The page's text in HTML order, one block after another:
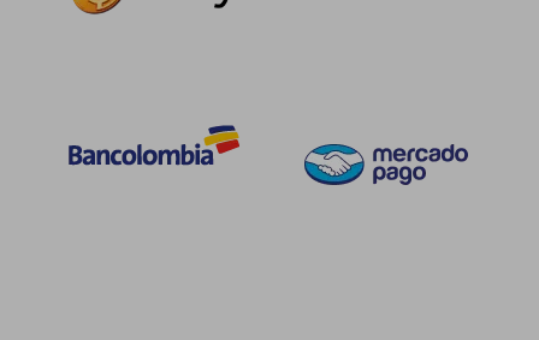
45%
dcto.
$ 141.089
$ 77.599
45%
dcto.